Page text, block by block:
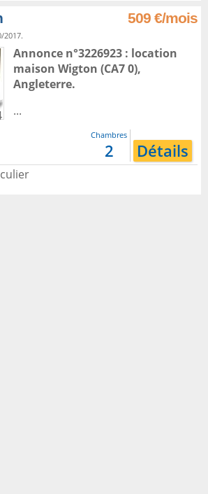
509 €/mois
2017.
Annonce n°3226923 : location
maison Wigton (CA7 0),
Angleterre.
...
Chambres
2 Détails